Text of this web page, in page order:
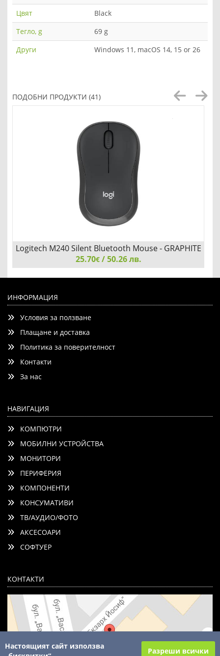
Цвят
Black
Тегло, g
69 g
Други
Windows 11, macOS 14, 15 or 26
ПОДОБНИ ПРОДУКТИ (41)
EMEA-808
Logitech M240 Silent Bluetooth Mouse - GRAPHITE
- EMEA-808
25.70€/ 50.26 лв.
ИНФОРМАЦИЯ
Условия за ползване
Плащане и доставка
Политика за поверителност
Контакти
За нас
НАВИГАЦИЯ
КОМПЮТРИ
МОБИЛНИ УСТРОЙСТВА
МОНИТОРИ
ПЕРИФЕРИЯ
КОМПОНЕНТИ
КОНСУМАТИВИ
ТВ/АУДИО/ФОТО
АКСЕСОАРИ
СОФТУЕР
КОНТАКТИ
Настоящият сайт използва
Разреши всички